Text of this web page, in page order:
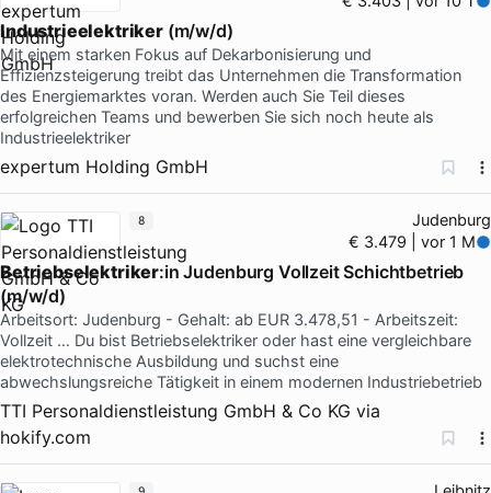
Industrieelektriker(m/w/d)
Mit einem starken Fokus auf Dekarbonisierung und
Effizienzsteigerung treibt das Unternehmen die Transformation
des Energiemarktes voran. Werden auch Sie Teil dieses
erfolgreichen Teams und bewerben Sie sich noch heute als
Industrieelektriker
expertum Holding GmbH
Judenburg
€ 3.479 | vor 1 M
Betriebselektriker:in Judenburg Vollzeit Schichtbetrieb
(m/w/d)
Arbeitsort: Judenburg - Gehalt: ab EUR 3.478,51 - Arbeitszeit:
Vollzeit … Du bist Betriebselektriker oder hast eine vergleichbare
elektrotechnische Ausbildung und suchst eine
abwechslungsreiche Tätigkeit in einem modernen Industriebetrieb
TTI Personaldienstleistung GmbH & Co KG via
hokify.com
8